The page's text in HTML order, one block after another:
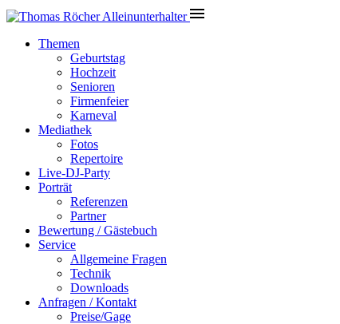
Themen
Geburtstag
Hochzeit
Senioren
Firmenfeier
Karneval
Mediathek
Fotos
Repertoire
Live-DJ-Party
Porträt
Referenzen
Partner
Bewertung / Gästebuch
Service
Allgemeine Fragen
Technik
Downloads
Anfragen / Kontakt
Preise/Gage